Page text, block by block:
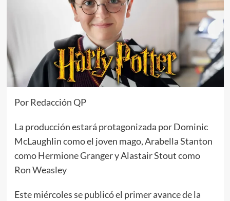
Por Redacción QP
La producción estará protagonizada por Dominic
McLaughlin como el joven mago, Arabella Stanton
como Hermione Granger y Alastair Stout como
Ron Weasley
Este miércoles se publicó el primer avance de la